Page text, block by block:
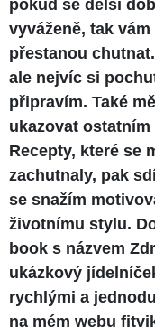
pokud se delší
vyváženě, tak
přestanou
ale nejvíc si
připravím. Také
ukazovat
Recepty, které se
zachutnaly, pak
se snažím
životnímu stylu.
book s názvem
ukázkový
rychlými a
na mém webu